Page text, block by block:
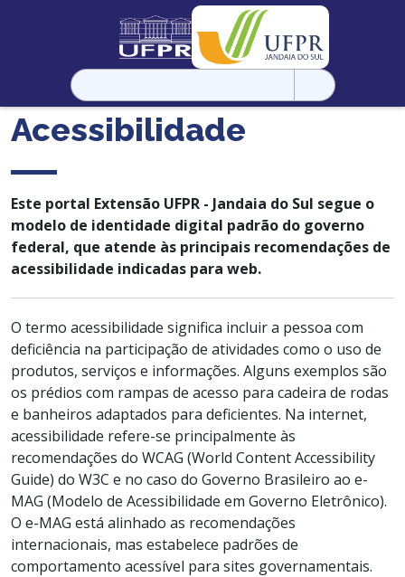
Pesquisar
por:
Acessibilidade
Este portal Extensão UFPR - Jandaia do Sul segue o
modelo de identidade digital padrão do governo
federal, que atende às principais recomendações de
acessibilidade indicadas para web.
O termo acessibilidade significa incluir a pessoa com
deficiência na participação de atividades como o uso de
produtos, serviços e informações. Alguns exemplos são
os prédios com rampas de acesso para cadeira de rodas
e banheiros adaptados para deficientes. Na internet,
acessibilidade refere-se principalmente às
recomendações do WCAG (World Content Accessibility
Guide) do W3C e no caso do Governo Brasileiro ao e-
MAG (Modelo de Acessibilidade em Governo Eletrônico).
O e-MAG está alinhado as recomendações
internacionais, mas estabelece padrões de
comportamento acessível para sites governamentais.